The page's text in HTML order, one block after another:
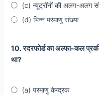
(c) न्यूट्रॉनों की अलग-अलग
(d) भिन्न परमाणु संख्या
10. रदरफोर्ड का अल्फा-कल
था?
(a) परमाणु केन्द्रक